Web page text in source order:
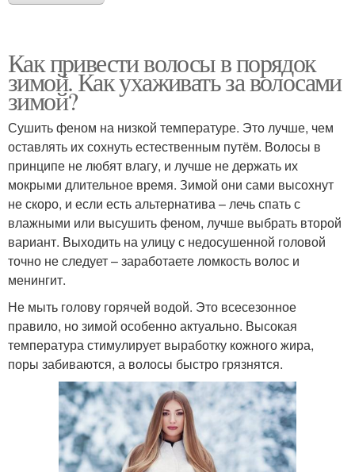
Как привести волосы в порядок
зимой. Как ухаживать за волосами
зимой?
Сушить феном на низкой температуре. Это лучше, чем
оставлять их сохнуть естественным путём. Волосы в
принципе не любят влагу, и лучше не держать их
мокрыми длительное время. Зимой они сами высохнут
не скоро, и если есть альтернатива – лечь спать с
влажными или высушить феном, лучше выбрать второй
вариант. Выходить на улицу с недосушенной головой
точно не следует – заработаете ломкость волос и
менингит.
Не мыть голову горячей водой. Это всесезонное
правило, но зимой особенно актуально. Высокая
температура стимулирует выработку кожного жира,
поры забиваются, а волосы быстро грязнятся.